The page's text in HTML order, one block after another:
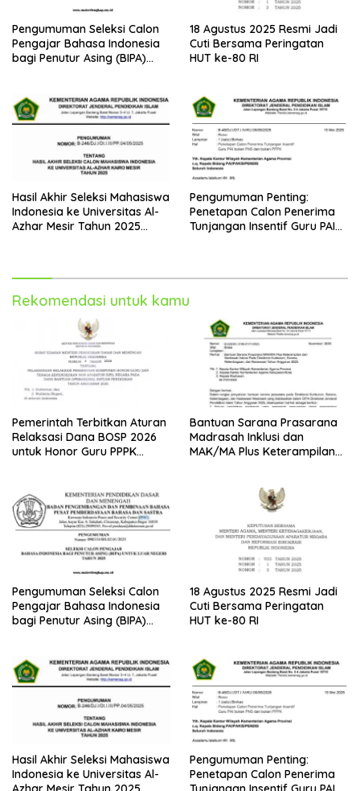
Pengumuman Seleksi Calon
Pengajar Bahasa Indonesia
bagi Penutur Asing (BIPA)
18 Agustus 2025 Resmi Jadi
Cuti Bersama Peringatan
HUT ke-80 RI
Hasil Akhir Seleksi Mahasiswa
Indonesia ke Universitas Al-
Azhar Mesir Tahun 2025
Pengumuman Penting:
Penetapan Calon Penerima
Tunjangan Insentif Guru PAI
Rekomendasi untuk kamu
Pemerintah Terbitkan Aturan
Relaksasi Dana BOSP 2026
untuk Honor Guru PPPK
Bantuan Sarana Prasarana
Madrasah Inklusi dan
MAK/MA Plus Keterampilan
Pengumuman Seleksi Calon
Pengajar Bahasa Indonesia
bagi Penutur Asing (BIPA)
18 Agustus 2025 Resmi Jadi
Cuti Bersama Peringatan
HUT ke-80 RI
Hasil Akhir Seleksi Mahasiswa
Indonesia ke Universitas Al-
Pengumuman Penting:
Penetapan Calon Penerima